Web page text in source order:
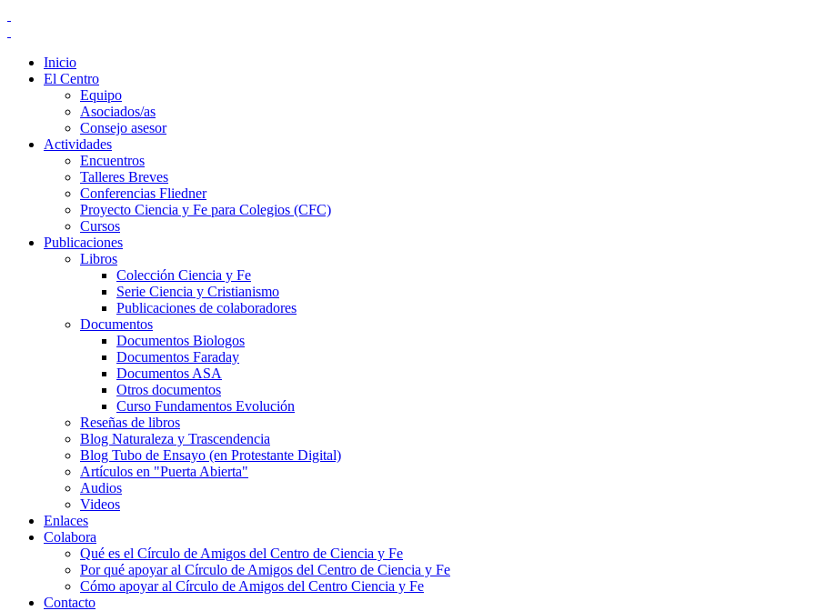
Inicio
El Centro
Equipo
Asociados/as
Consejo asesor
Actividades
Encuentros
Talleres Breves
Conferencias Fliedner
Proyecto Ciencia y Fe para Colegios (CFC)
Cursos
Publicaciones
Libros
Colección Ciencia y Fe
Serie Ciencia y Cristianismo
Publicaciones de colaboradores
Documentos
Documentos Biologos
Documentos Faraday
Documentos ASA
Otros documentos
Curso Fundamentos Evolución
Reseñas de libros
Blog Naturaleza y Trascendencia
Blog Tubo de Ensayo (en Protestante Digital)
Artículos en "Puerta Abierta"
Audios
Videos
Enlaces
Colabora
Qué es el Círculo de Amigos del Centro de Ciencia y Fe
Por qué apoyar al Círculo de Amigos del Centro de Ciencia y Fe
Cómo apoyar al Círculo de Amigos del Centro Ciencia y Fe
Contacto